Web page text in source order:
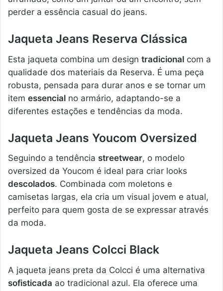
perder a essência casual do jeans.
Jaqueta Jeans Reserva Clássica
Esta jaqueta combina um design tradicional com a
qualidade dos materiais da Reserva. É uma peça
robusta, pensada para durar anos e se tornar um
item essencial no armário, adaptando-se a
diferentes estações e tendências da moda.
Jaqueta Jeans Youcom Oversized
Seguindo a tendência streetwear, o modelo
oversized da Youcom é ideal para criar looks
descolados. Combinada com moletons e
camisetas largas, ela cria um visual jovem e atual,
perfeito para quem gosta de se expressar através
da moda.
Jaqueta Jeans Colcci Black
A jaqueta jeans preta da Colcci é uma alternativa
sofisticada ao tradicional azul. Ela oferece uma